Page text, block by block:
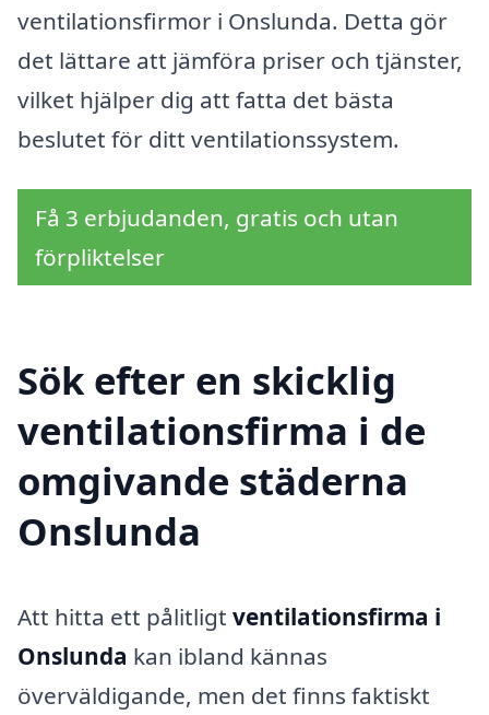
ventilationsfirmor i Onslunda. Detta gör
det lättare att jämföra priser och tjänster,
vilket hjälper dig att fatta det bästa
beslutet för ditt ventilationssystem.
Få 3 erbjudanden, gratis och utan
förpliktelser
Sök efter en skicklig
ventilationsfirma i de
omgivande städerna
Onslunda
Att hitta ett pålitligt ventilationsfirma i
Onslunda kan ibland kännas
överväldigande, men det finns faktiskt